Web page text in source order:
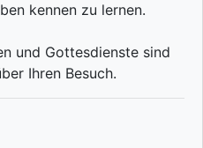
kennen zu lernen.
und Gottesdienste sind
Ihren Besuch.